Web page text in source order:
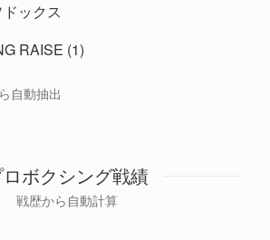
ックス
RAISE (1)
自動抽出
ボクシング戦績
戦歴から自動計算